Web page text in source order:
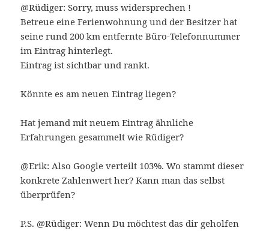
@Rüdiger: Sorry, muss widersprechen !
Betreue eine Ferienwohnung und der Besitzer hat
seine rund 200 km entfernte Büro-Telefonnummer
im Eintrag hinterlegt.
Eintrag ist sichtbar und rankt.
Könnte es am neuen Eintrag liegen?
Hat jemand mit neuem Eintrag ähnliche
Erfahrungen gesammelt wie Rüdiger?
@Erik: Also Google verteilt 103%. Wo stammt dieser
konkrete Zahlenwert her? Kann man das selbst
überprüfen?
P.S. @Rüdiger: Wenn Du möchtest das dir geholfen